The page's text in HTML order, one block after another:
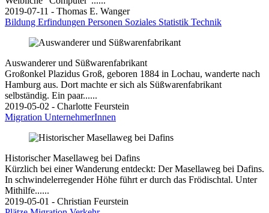
2019-07-11 - Thomas E. Wanger
Bildung Erfindungen Personen Soziales Statistik Technik
Auswanderer und Süßwarenfabrikant
Großonkel Plazidus Groß, geboren 1884 in Lochau, wanderte nach
Hamburg aus. Dort machte er sich als Süßwarenfabrikant
selbständig. Ein paar......
2019-05-02 - Charlotte Feurstein
Migration UnternehmerInnen
Historischer Masellaweg bei Dafins
Kürzlich bei einer Wanderung entdeckt: Der Masellaweg bei Dafins.
In schwindelerregender Höhe führt er durch das Frödischtal. Unter
Mithilfe......
2019-05-01 - Christian Feurstein